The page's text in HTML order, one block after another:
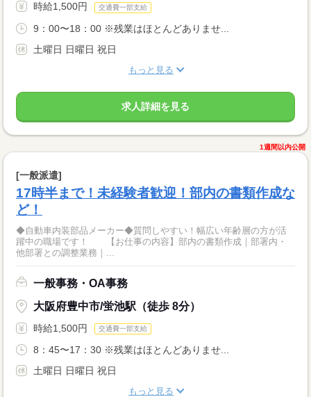
時給1,500円 交通費一部支給
9：00〜18：00 ※残業はほとんどありませ...
土曜日 日曜日 祝日
もっと見る
求人詳細を見る
1週間以内公開
[一般派遣]
17時半まで！未経験者歓迎！部内の書類作成な
ど！
◆自動車内装部品メーカー◆質問しやすい！幅広い年齢層の方が活
躍中の職場です！ 【お仕事の内容】部内の書類作成｜部署内・
他部署との調整業務｜...
一般事務・OA事務
大阪府豊中市/蛍池駅（徒歩 8分）
時給1,500円 交通費一部支給
8：45〜17：30 ※残業はほとんどありませ...
土曜日 日曜日 祝日
もっと見る